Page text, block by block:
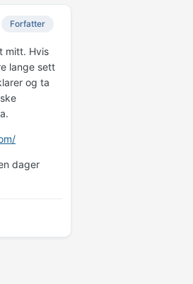
Forfatter
mitt. Hvis
lange sett
og ta
dager